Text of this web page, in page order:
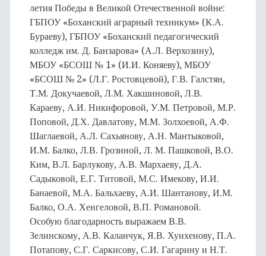
летия Победы в Великой Отечественной войне:
ГБПОУ «Боханский аграрный техникум» (К.А.
Бураеву), ГБПОУ «Боханский педагогический
колледж им. Д. Банзарова» (А.Л. Верхозину),
МБОУ «БСОШ № 1» (И.И. Коняеву), МБОУ
«БСОШ № 2» (Л.Г. Ростовцевой), Г.В. Галстян,
Т.М. Докучаевой, Л.М. Хакшиновой, Л.В.
Караеву, А.И. Никифоровой, У.М. Петровой, М.Р.
Поповой, Д.Х. Давлатову, М.М. Золхоевой, А.Ф.
Шаглаевой, А.Л. Сахьянову, А.Н. Мантыковой,
И.М. Балко, Л.В. Грозиной, Л. М. Пашковой, В.О.
Ким, В.Л. Барлукову, А.В. Мархаеву, Д.А.
Садыковой, Е.Г. Титовой, М.С. Имекову, И.И.
Банаевой, М.А. Бальхаеву, А.И. Шантанову, И.М.
Балко, О.А. Хенгеловой, В.П. Романовой.
Особую благодарность выражаем В.В.
Зелинскому, А.В. Каланчук, Я.В. Хунхенову, П.А.
Потапову, С.Г. Саркисову, С.И. Гагарину и Н.Т.